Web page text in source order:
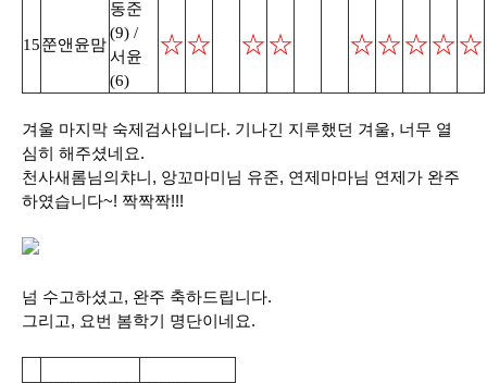
15쭌앤윤맘
동준
(9) /
서윤
(6)
☆☆ ☆☆ ☆☆☆☆☆
겨울 마지막 숙제검사입니다. 기나긴 지루했던 겨울, 너무 열
심히 해주셨네요.
천사새롬님의챠니, 앙꼬마미님 유준, 연제마마님 연제가 완주
하였습니다~! 짝짝짝!!!
넘 수고하셨고, 완주 축하드립니다.
그리고, 요번 봄학기 명단이네요.